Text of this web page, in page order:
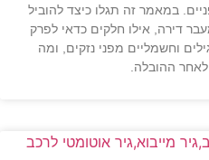
במאמר זה תגלו כיצד להוביל
דירה, אילו חלקים כדאי לפרק
וחשמליים מפני נזקים, ומה
ההובלה.